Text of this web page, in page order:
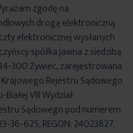
zgodę na
drogą elektroniczną
elektronicznej wysłanych
spółka jawna z siedzibą
300 Żywiec, zarejestrowana
Rejestru Sądowego
VIII Wydział
Sądowego pod numerem
36-625, REGON: 24023827.